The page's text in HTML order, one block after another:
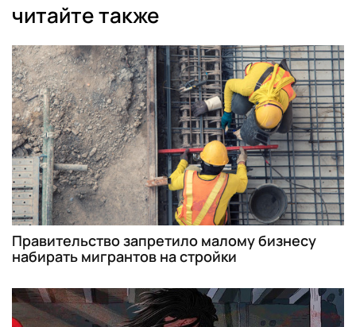
читайте также
Правительство запретило малому бизнесу
набирать мигрантов на стройки